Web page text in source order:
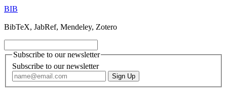
BIB
BibTeX, JabRef, Mendeley, Zotero
Subscribe to our newsletter
Subscribe to our newsletter